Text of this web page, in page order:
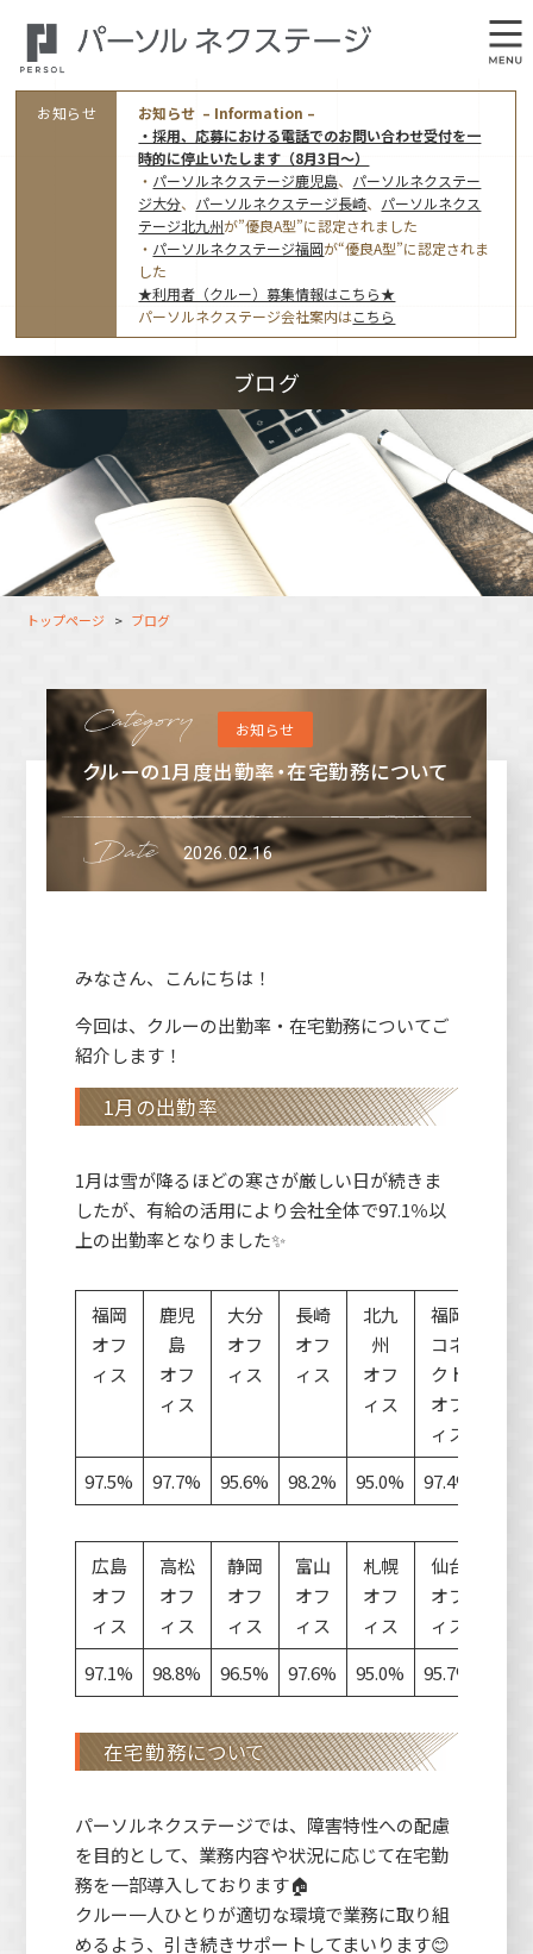
オフィス案内・アクセス
アクセストップ
東京オフィス
福岡オフィス
鹿児島オフィス
大分オフィス
長崎オフィス
福岡コネクトオフィス
松山オフィス
広島オフィス
高松オフィス
事業モデルと仕事内容
ワークスタイル
指定就労継続支援Ａ型事業所にかかる情報公表
採用情報トップ
利用者（クルー）募集
支援スタッフ（タレント） 募集
利用者（クルー）データ
お知らせ
お知らせ – Information –
・採用、応募における電話でのお問い合わせ受付を一
時的に停止いたします（8月3日～）
・ パーソルネクステージ鹿児島、 パーソルネクステー
ジ大分、 パーソルネクステージ長崎、 パーソルネクス
テージ北九州が”優良A型”に認定されました
・ パーソルネクステージ福岡が“優良A型”に認定されま
した
★利用者（クルー）募集情報はこちら★
パーソルネクステージ会社案内はこちら
ブログ
トップページ ブログ
お知らせ
クルーの1月度出勤率・在宅勤務について
2026.02.16
みなさん、こんにちは！
今回は、クルーの出勤率・在宅勤務についてご
紹介します！
1月の出勤率
1月は雪が降るほどの寒さが厳しい日が続きま
したが、有給の活用により会社全体で97.1％以
上の出勤率となりました✨
福岡
オフ
ィス
鹿児
島
オフ
ィス
大分
オフ
ィス
長崎
オフ
ィス
北九
州
オフ
ィス
福岡
コネ
クト
オフ
ィス
97.5% 97.7% 95.6% 98.2% 95.0% 97.4%
広島
オフ
ィス
高松
オフ
ィス
静岡
オフ
ィス
富山
オフ
ィス
札幌
オフ
ィス
仙台
オフ
ィス
97.1% 98.8% 96.5% 97.6% 95.0% 95.7%
在宅勤務について
パーソルネクステージでは、障害特性への配慮
を目的として、業務内容や状況に応じて在宅勤
務を一部導入しております🏠
クルー一人ひとりが適切な環境で業務に取り組
めるよう、引き続きサポートしてまいります😊